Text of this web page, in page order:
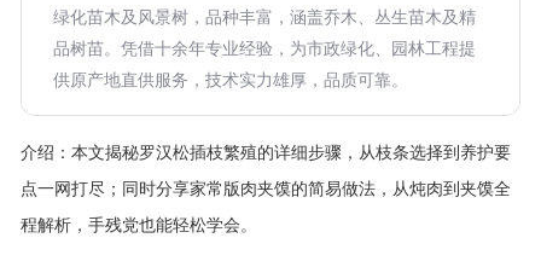
绿化苗木及风景树，品种丰富，涵盖乔木、丛生苗木及精
品树苗。凭借十余年专业经验，为市政绿化、园林工程提
供原产地直供服务，技术实力雄厚，品质可靠。
介绍： 本文揭秘罗汉松插枝繁殖的详细步骤，从枝条选择到养护要
点一网打尽；同时分享家常版肉夹馍的简易做法，从炖肉到夹馍全
程解析，手残党也能轻松学会。